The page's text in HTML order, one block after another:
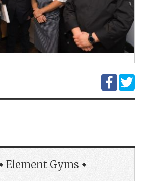
Element Gyms